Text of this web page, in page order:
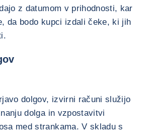
z datumom v prihodnosti, kar
da bodo kupci izdali čeke, ki jih
dolgov, izvirni računi služijo
dolga in vzpostavitvi
med strankama. V skladu s